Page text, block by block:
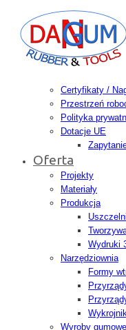
Certyfikaty /
Przestrzeń
Polityka
Dotacje UE
Oferta
Projekty
Materiały
Produkcja
Wydruki
Narzędziownia
Formy
Wyroby gumowe